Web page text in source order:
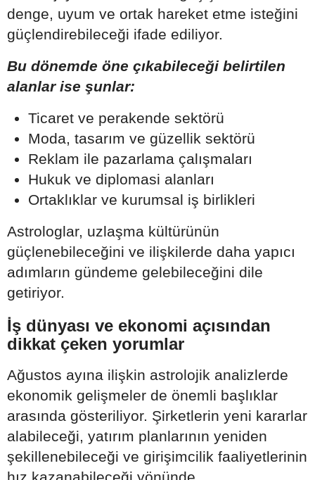
denge, uyum ve ortak hareket etme isteğini
güçlendirebileceği ifade ediliyor.
Bu dönemde öne çıkabileceği belirtilen
alanlar ise şunlar:
Ticaret ve perakende sektörü
Moda, tasarım ve güzellik sektörü
Reklam ile pazarlama çalışmaları
Hukuk ve diplomasi alanları
Ortaklıklar ve kurumsal iş birlikleri
Astrologlar, uzlaşma kültürünün
güçlenebileceğini ve ilişkilerde daha yapıcı
adımların gündeme gelebileceğini dile
getiriyor.
İş dünyası ve ekonomi açısından
dikkat çeken yorumlar
Ağustos ayına ilişkin astrolojik analizlerde
ekonomik gelişmeler de önemli başlıklar
arasında gösteriliyor. Şirketlerin yeni kararlar
alabileceği, yatırım planlarının yeniden
şekillenebileceği ve girişimcilik faaliyetlerinin
hız kazanabileceği yönünde